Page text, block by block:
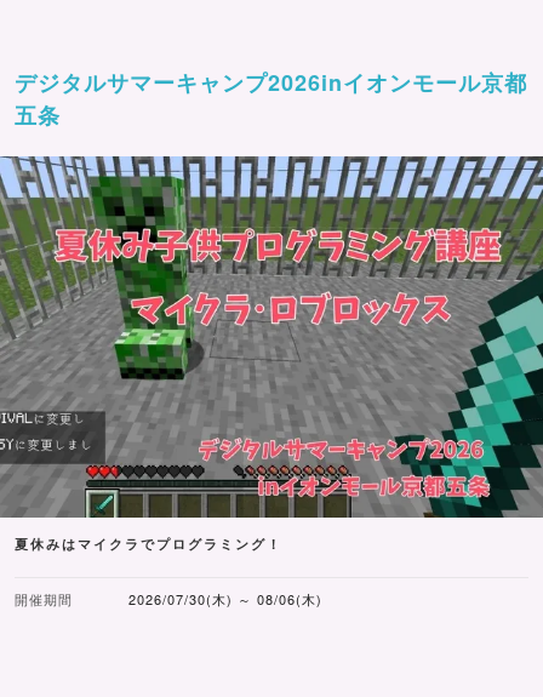
デジタルサマーキャンプ2026inイオンモール京都
五条
夏休みはマイクラでプログラミング！
開催期間 2026/07/30(木) ～ 08/06(木)